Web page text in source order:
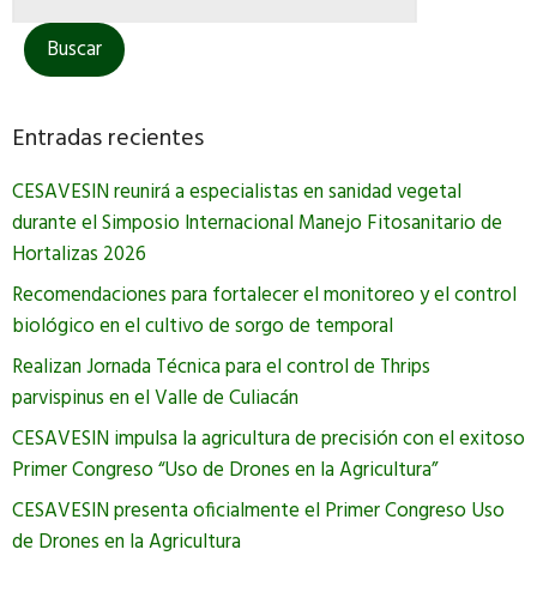
Entradas recientes
CESAVESIN reunirá a especialistas en sanidad vegetal
durante el Simposio Internacional Manejo Fitosanitario de
Hortalizas 2026
Recomendaciones para fortalecer el monitoreo y el control
biológico en el cultivo de sorgo de temporal
Realizan Jornada Técnica para el control de Thrips
parvispinus en el Valle de Culiacán
CESAVESIN impulsa la agricultura de precisión con el exitoso
Primer Congreso “Uso de Drones en la Agricultura”
CESAVESIN presenta oficialmente el Primer Congreso Uso
de Drones en la Agricultura